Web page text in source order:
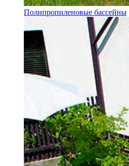
Полипропиленовые бассейны